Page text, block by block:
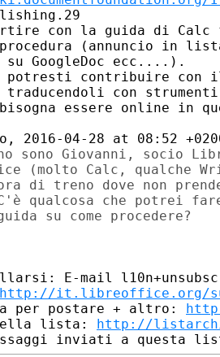
con la guida di Calc
(annuncio in
GoogleDoc ecc....).
potresti contribuire con
con
bisogna essere online in
sono Giovanni, socio
(molto Calc, qualche
di treno dove non
qualcosa che potrei
su come procedere?
E-mail
http://it.libreoffice.org/
per postare + altro:
lista: http://